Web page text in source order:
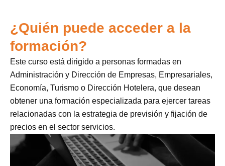
¿Quién puede acceder a la
formación?
Este curso está dirigido a personas formadas en
Administración y Dirección de Empresas, Empresariales,
Economía, Turismo o Dirección Hotelera, que desean
obtener una formación especializada para ejercer tareas
relacionadas con la estrategia de previsión y fijación de
precios en el sector servicios.